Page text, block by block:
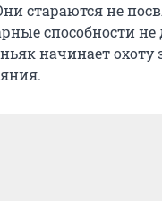
стараются не
способности
начинает охоту